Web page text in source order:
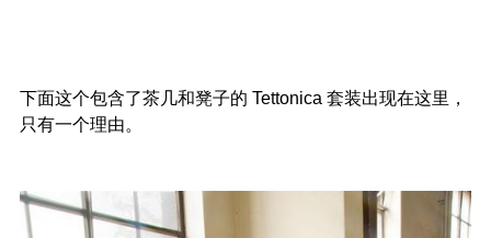
下面这个包含了茶几和凳子的 Tettonica 套装出现在这里，
只有一个理由。